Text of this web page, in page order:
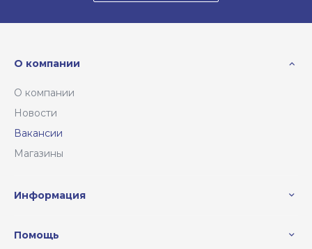
О компании
О компании
Новости
Вакансии
Магазины
Информация
Помощь